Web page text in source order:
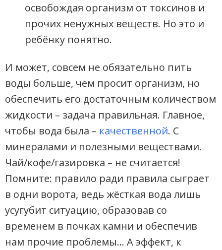
освобождая организм от токсинов и
прочих ненужных веществ. Но это и
ребёнку понятно.
И может, совсем не обязательно пить
воды больше, чем просит организм, но
обеспечить его достаточным количеством
жидкости – задача правильная. Главное,
чтобы вода была – качественной. С
минералами и полезными веществами.
Чай/кофе/газировка – не считается!
Помните: правило ради правила сыграет
в одни ворота, ведь жёсткая вода лишь
усугубит ситуацию, образовав со
временем в почках камни и обеспечив
нам прочие проблемы… А эффект, к